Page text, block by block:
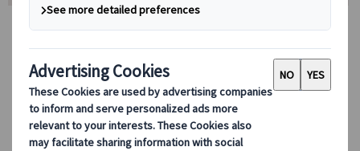
ロンドン観光の定番人気スポットバッキンガム宮殿の夏季限定・内部
室の華やかな装飾や貴重な美術品を自由見学いただけます。
見学は日本語オーディオガイド付きのため、歴史や展示内容を理解し
ながらご自身のペースでお楽しみいただけます。
バッキンガム宮殿入場券のみのプランに加え、宮殿周辺ホテルで楽し
む英国伝統アフタヌーンティー付きプランも選択可能です。
観光とともに、ロンドンならではの優雅なティータイムもお楽しみい
ただけます。